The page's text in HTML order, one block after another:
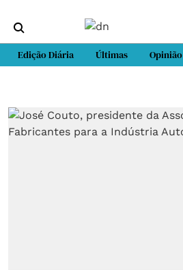
Edição Diária Últimas Opinião